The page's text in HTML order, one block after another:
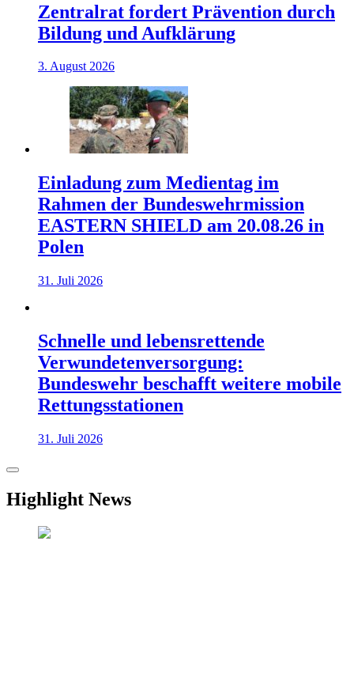
Zentralrat fordert Prävention durch
Bildung und Aufklärung
3. August 2026
Einladung zum Medientag im
Rahmen der Bundeswehrmission
EASTERN SHIELD am 20.08.26 in
Polen
31. Juli 2026
Schnelle und lebensrettende
Verwundetenversorgung:
Bundeswehr beschafft weitere mobile
Rettungsstationen
31. Juli 2026
Highlight News